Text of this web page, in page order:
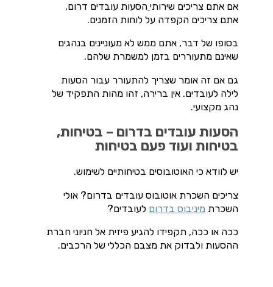
אם אתם צריכים שירותי הסעות עובדים דרום,
אתם צריכים הקפדה על לוחות הזמנים.
בסופו של דבר, אתם ממש לא מעוניינים בנהגים
שאינם מתעוררים בזמן למשמרת שלהם.
גם אם זה אומר שצריך להתעורר עבור הסעות
לילה לעובדים. אין ברירה, זהו מהות התפקיד של
נהג מקצועי.
הסעות עובדים בדרום – בטיחות,
בטיחות ועוד פעם בטיחות
יש לוודא כי האוטובוסים בטיחותיים לשימוש.
צריכים השכרת אוטובוס עובדים בדרום? אולי
השכרת מיניבוס בדרום לעובדים?
ככה או ככה, תקפידו להגיע פיזית אל חניוני חברת
ההסעות ולבדוק את מצבם הכללי של הרכבים.